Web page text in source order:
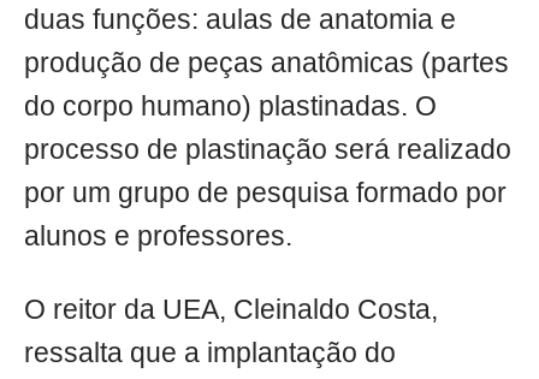
duas funções: aulas de anatomia e
produção de peças anatômicas (partes
do corpo humano) plastinadas. O
processo de plastinação será realizado
por um grupo de pesquisa formado por
alunos e professores.
O reitor da UEA, Cleinaldo Costa,
ressalta que a implantação do